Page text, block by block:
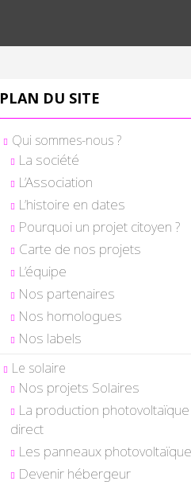
PLAN DU SITE
Qui sommes-nous ?
La société
L’Association
L’histoire en dates
Pourquoi un projet citoyen ?
Carte de nos projets
L’équipe
Nos partenaires
Nos homologues
Nos labels
Le solaire
Nos projets Solaires
La production
direct
Les panneaux
Devenir hébergeur